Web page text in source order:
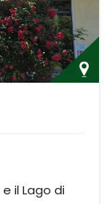
il Lago di